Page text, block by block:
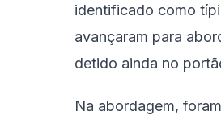
identificado como
avançaram para
detido ainda no
Na abordagem,